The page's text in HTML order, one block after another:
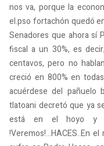
nos va, porque la
el.pso fortachón quedó
Senadores que ahora sí
fiscal a un 30%, es
centavos, pero no
creció en 800% en
acuérdese del pañuelo
tlatoani decretó que ya
está en el hoyo y
!Veremos!...HACES..En